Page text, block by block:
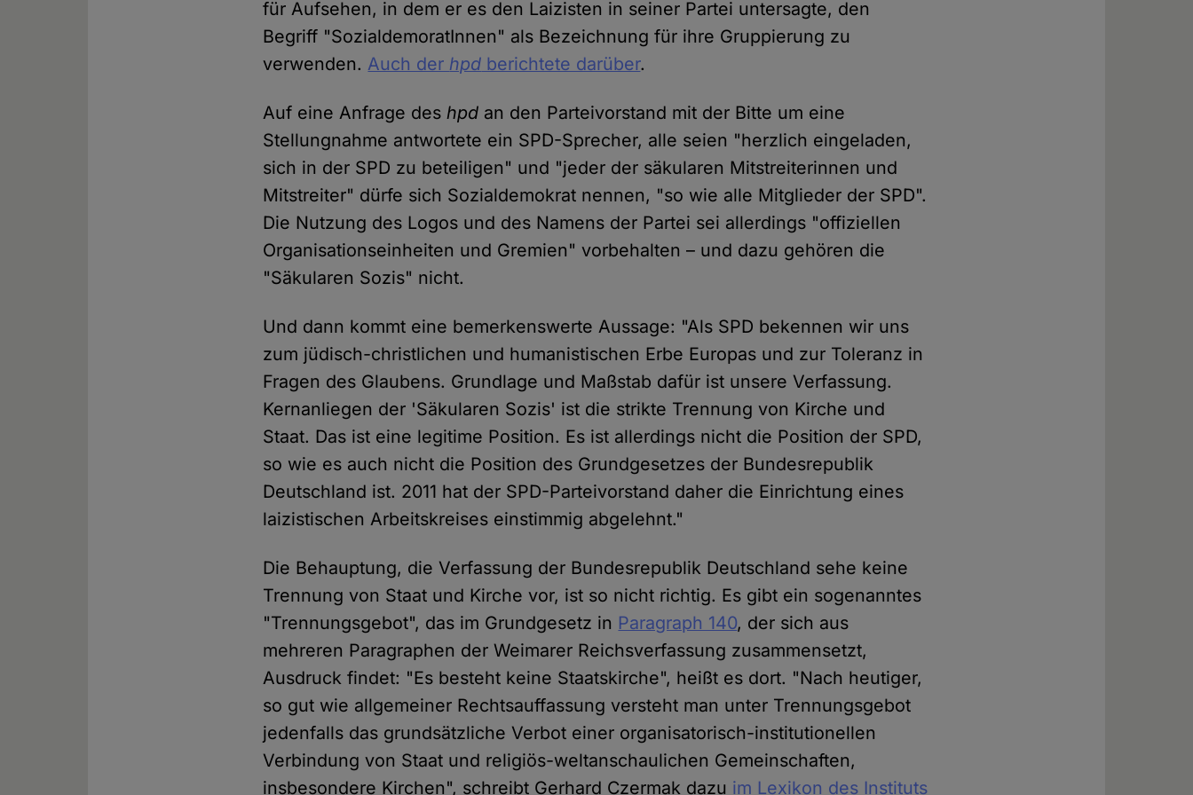
für Aufsehen, in dem er es den Laizisten in seiner Partei untersagte, den
Begriff "SozialdemoratInnen" als Bezeichnung für ihre Gruppierung zu
verwenden.Auch der hpd berichtete darüber.
Auf eine Anfrage deshpd an den Parteivorstand mit der Bitte um eine
Stellungnahme antwortete ein SPD-Sprecher, alle seien "herzlich eingeladen,
sich in der SPD zu beteiligen" und "jeder der säkularen Mitstreiterinnen und
Mitstreiter" dürfe sich Sozialdemokrat nennen, "so wie alle Mitglieder der SPD".
Die Nutzung des Logos und des Namens der Partei sei allerdings "offiziellen
Organisationseinheiten und Gremien" vorbehalten – und dazu gehören die
"Säkularen Sozis" nicht.
Und dann kommt eine bemerkenswerte Aussage: "Als SPD bekennen wir uns
zum jüdisch-christlichen und humanistischen Erbe Europas und zur Toleranz in
Fragen des Glaubens. Grundlage und Maßstab dafür ist unsere Verfassung.
Kernanliegen der 'Säkularen Sozis' ist die strikte Trennung von Kirche und
Staat. Das ist eine legitime Position. Es ist allerdings nicht die Position der SPD,
so wie es auch nicht die Position des Grundgesetzes der Bundesrepublik
Deutschland ist. 2011 hat der SPD-Parteivorstand daher die Einrichtung eines
laizistischen Arbeitskreises einstimmig abgelehnt."
Die Behauptung, die Verfassung der Bundesrepublik Deutschland sehe keine
Trennung von Staat und Kirche vor, ist so nicht richtig. Es gibt ein sogenanntes
"Trennungsgebot", das im Grundgesetz in Paragraph 140, der sich aus
mehreren Paragraphen der Weimarer Reichsverfassung zusammensetzt,
Ausdruck findet: "Es besteht keine Staatskirche", heißt es dort. "Nach heutiger,
so gut wie allgemeiner Rechtsauffassung versteht man unter Trennungsgebot
jedenfalls das grundsätzliche Verbot einer organisatorisch-institutionellen
Verbindung von Staat und religiös-weltanschaulichen Gemeinschaften,
insbesondere Kirchen", schreibt Gerhard Czermak dazu im Lexikon des Instituts